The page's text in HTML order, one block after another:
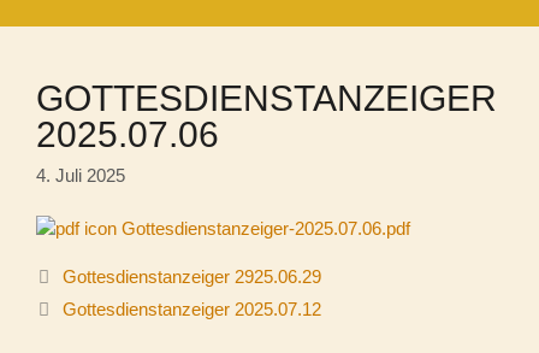
GOTTESDIENSTANZEIGER
2025.07.06
4. Juli 2025
Gottesdienstanzeiger-2025.07.06.pdf
Gottesdienstanzeiger 2925.06.29
Gottesdienstanzeiger 2025.07.12